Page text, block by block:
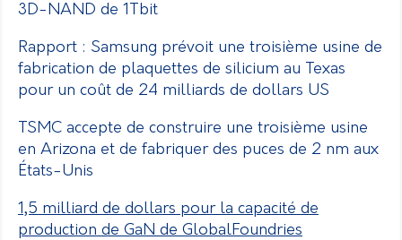
3D-NAND de 1Tbit
Rapport : Samsung prévoit une troisième usine de
fabrication de plaquettes de silicium au Texas
pour un coût de 24 milliards de dollars US
TSMC accepte de construire une troisième usine
en Arizona et de fabriquer des puces de 2 nm aux
États-Unis
1,5 milliard de dollars pour la capacité de
production de GaN de GlobalFoundries